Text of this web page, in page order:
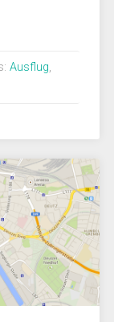
Ausflug,